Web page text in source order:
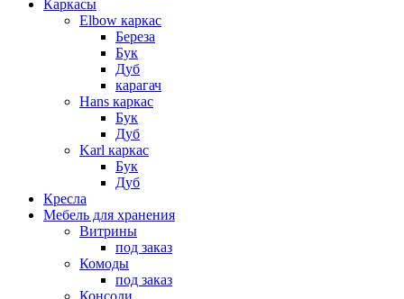
Каркасы
Elbow каркас
Береза
Бук
Дуб
карагач
Hans каркас
Бук
Дуб
Karl каркас
Бук
Дуб
Кресла
Мебель для хранения
Витрины
под заказ
Комоды
под заказ
Консоли